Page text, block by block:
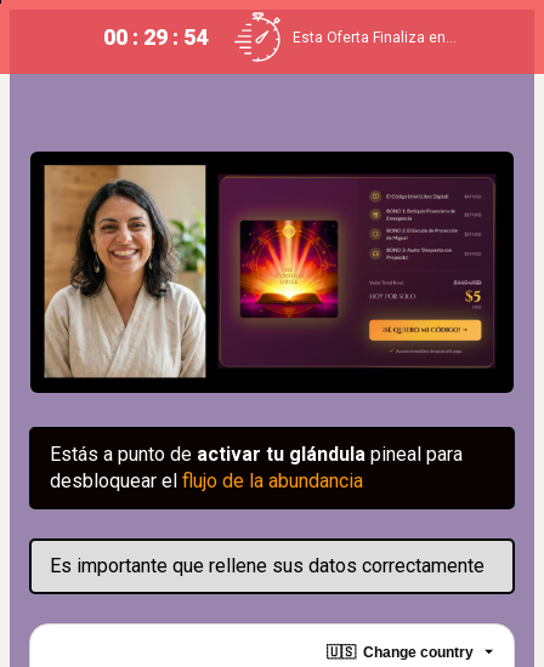
00 : 29 : 53 Esta Oferta Finaliza en...
Estás a punto de activar tu glándula pineal para
desbloquear el flujo de la abundancia
Es importante que rellene sus datos correctamente
🇺🇸 Change country